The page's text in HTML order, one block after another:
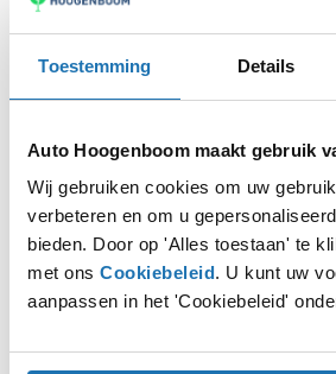
Toestemming Details
Auto Hoogenboom maakt gebruik
Wij gebruiken cookies om uw
verbeteren en om u
bieden. Door op 'Alles toestaan' te
met ons Cookiebeleid. U kunt uw
aanpassen in het 'Cookiebeleid'
Application error: aclient-side
loadingwww.autohoogenboom.nl (see
more